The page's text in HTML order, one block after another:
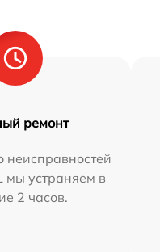
ремонт
неисправностей
мы устраняем в
2 часов.